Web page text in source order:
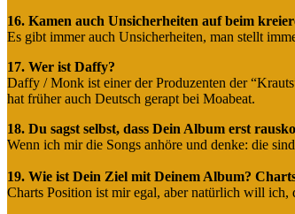
16. Kamen auch Unsicherheiten auf beim
Es gibt immer auch Unsicherheiten, man stellt
17. Wer ist Daffy?
Daffy / Monk ist einer der Produzenten der
hat früher auch Deutsch gerapt bei Moabeat.
18. Du sagst selbst, dass Dein Album erst
Wenn ich mir die Songs anhöre und denke: die
19. Wie ist Dein Ziel mit Deinem Album?
Charts Position ist mir egal, aber natürlich will